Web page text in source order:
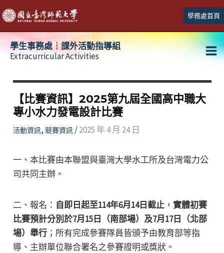
跳
至
主
學務處首頁
學生事務處┆課外活動指導組
Extracurricular Activities
【比賽資訊】2025第九屆全國高中職大
專小水力發電設計比賽
活動資訊, 競賽資訊/2025 年 4 月 24 日
一、本比賽由本聯盟與臺灣大學水工所及台灣電力公
司共同主辦。
二、報名： 自即日起至114年6月14日截止， 實體初賽
比賽預計分別於7月15日（南部場）及7月17日（北部
場）舉行；所有完成參賽隊員皆頒予由教育部等指
導、主辦單位聯合署名之參賽證明或獎狀。